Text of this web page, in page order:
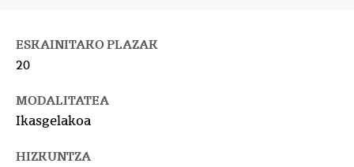
ESKAINITAKO PLAZAK
20
MODALITATEA
Ikasgelakoa
HIZKUNTZA